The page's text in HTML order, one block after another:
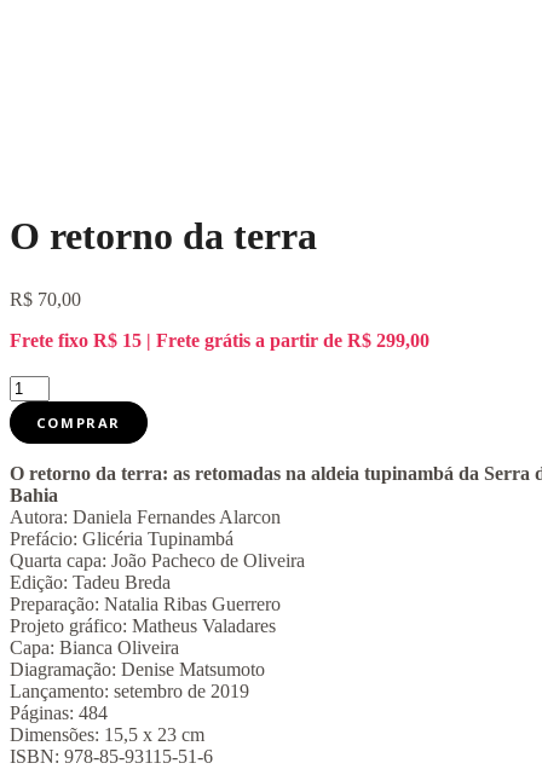
O retorno da terra
R$ 70,00
Frete fixo R$ 15 | Frete grátis a partir de R$ 299,00
O
retorno
da
terra
quantidade
COMPRAR
O retorno da terra: as retomadas na aldeia tupinambá da Serra
Bahia
Autora: Daniela Fernandes Alarcon
Prefácio: Glicéria Tupinambá
Quarta capa: João Pacheco de Oliveira
Edição: Tadeu Breda
Preparação: Natalia Ribas Guerrero
Projeto gráfico: Matheus Valadares
Capa: Bianca Oliveira
Diagramação: Denise Matsumoto
Lançamento: setembro de 2019
Páginas: 484
Dimensões: 15,5 x 23 cm
ISBN: 978-85-93115-51-6